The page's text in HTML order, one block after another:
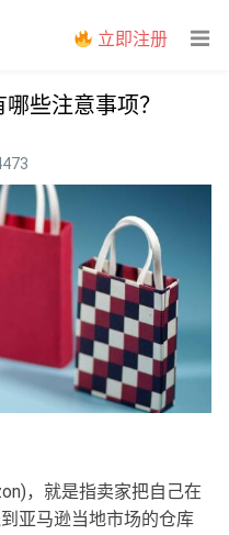
立即注册
些注意事项？
，就是指卖家把自己在
亚马逊当地市场的仓库